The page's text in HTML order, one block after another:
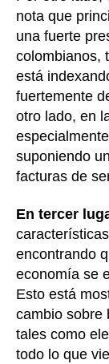
nota que
una fuerte
colombianos,
está
fuertemente
otro lado, en
suponiendo
facturas de
En tercer
encontrando
economía se
Esto está
cambio sobre
tales como
todo lo que